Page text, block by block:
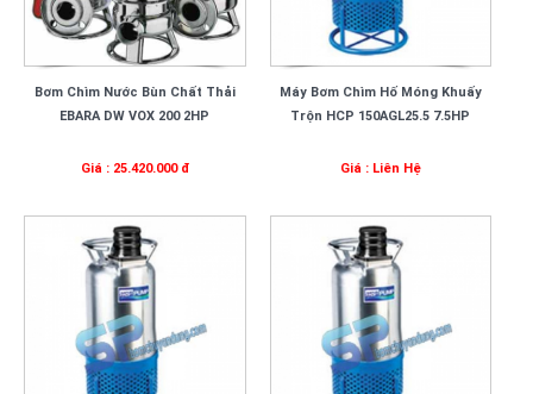
Bơm Chìm Nước Bùn Chất Thải
EBARA DW VOX 200 2HP
Giá : 25.420.000 đ
Máy Bơm Chìm Hố Móng Khuấy
Trộn HCP 150AGL25.5 7.5HP
Giá : Liên Hệ